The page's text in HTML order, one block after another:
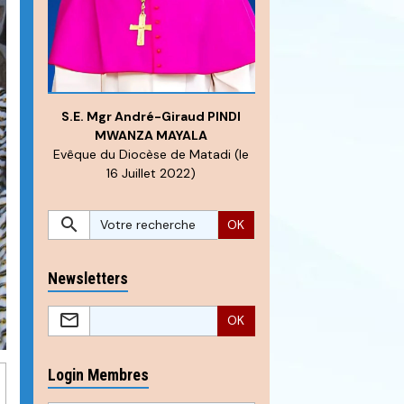
S.E. Mgr André-Giraud PINDI
MWANZA MAYALA
Evêque du Diocèse de Matadi (le
16 Juillet 2022)
OK
Newsletters
OK
Login Membres